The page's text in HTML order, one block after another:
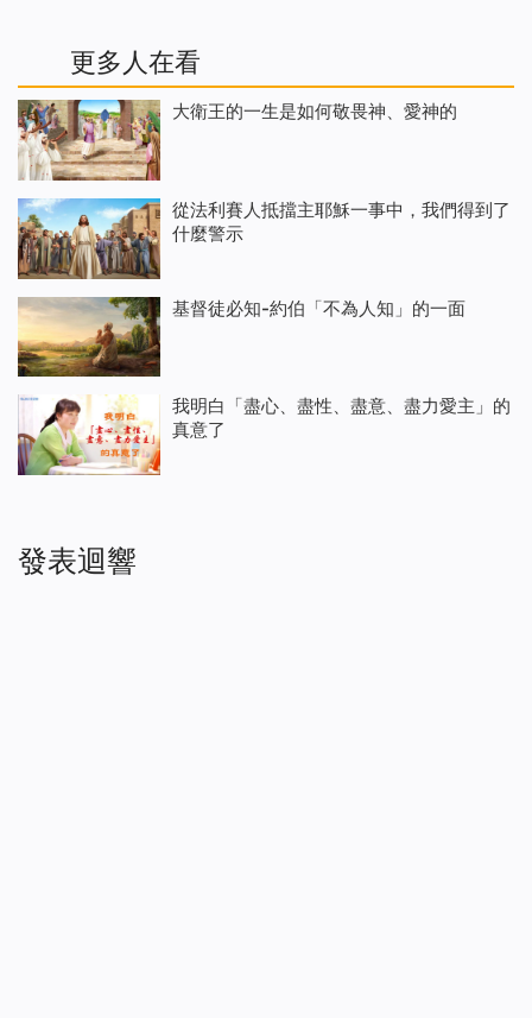
更多人在看
大衛王的一生是如何敬畏神、愛神的
從法利賽人抵擋主耶穌一事中，我們得到了
什麼警示
基督徒必知-約伯「不為人知」的一面
我明白「盡心、盡性、盡意、盡力愛主」的
真意了
發表迴響